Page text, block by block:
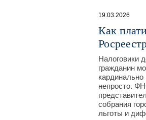
19.03.2026
Как
Налоговики
гражданин
непросто.
собрания
льготы и